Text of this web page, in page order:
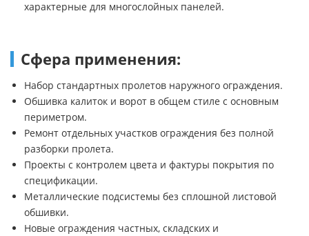
характерные для многослойных панелей.
Сфера применения:
Набор стандартных пролетов наружного ограждения.
Обшивка калиток и ворот в общем стиле с основным
периметром.
Ремонт отдельных участков ограждения без полной
разборки пролета.
Проекты с контролем цвета и фактуры покрытия по
спецификации.
Металлические подсистемы без сплошной листовой
обшивки.
Новые ограждения частных, складских и